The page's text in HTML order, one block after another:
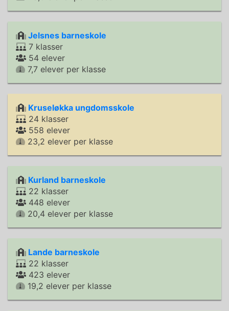
Jelsnes barneskole
7 klasser
54 elever
7,7 elever per klasse
Kruseløkka ungdomsskole
24 klasser
558 elever
23,2 elever per klasse
Kurland barneskole
22 klasser
448 elever
20,4 elever per klasse
Lande barneskole
22 klasser
423 elever
19,2 elever per klasse